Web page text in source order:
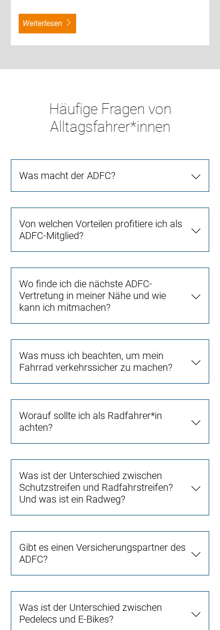
weiterlesen
Häufige Fragen von
Alltagsfahrer*innen
Was macht der ADFC?
Von welchen Vorteilen profitiere ich als
ADFC-Mitglied?
Wo finde ich die nächste ADFC-
Vertretung in meiner Nähe und wie
kann ich mitmachen?
Was muss ich beachten, um mein
Fahrrad verkehrssicher zu machen?
Worauf sollte ich als Radfahrer*in
achten?
Was ist der Unterschied zwischen
Schutzstreifen und Radfahrstreifen?
Und was ist ein Radweg?
Gibt es einen Versicherungspartner des
ADFC?
Was ist der Unterschied zwischen
Pedelecs und E-Bikes?